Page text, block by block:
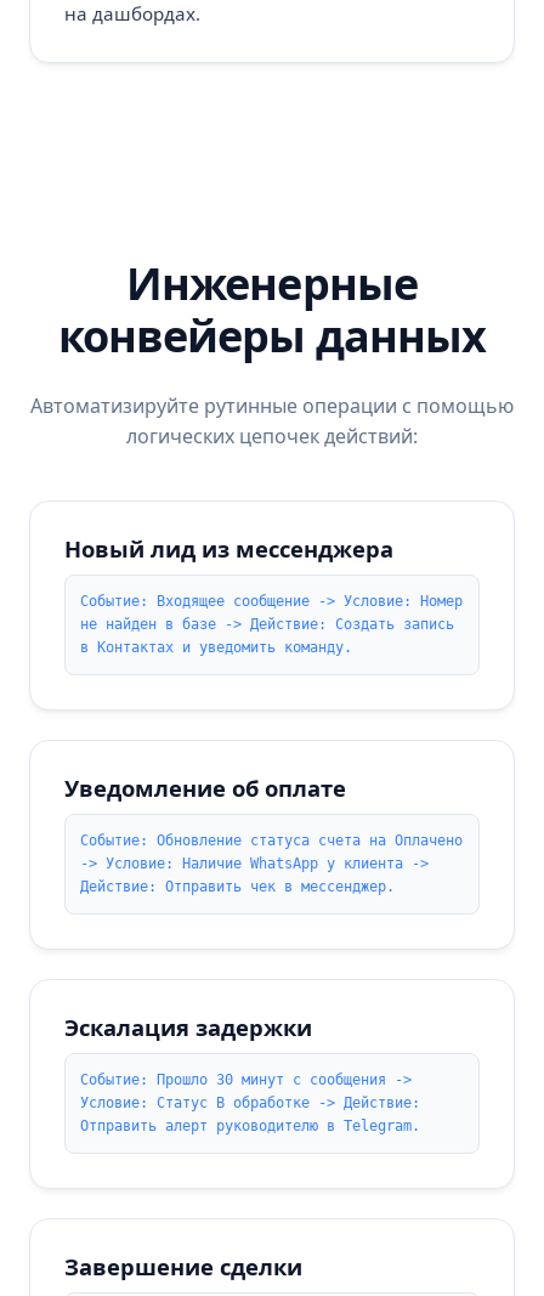
на дашбордах.
Инженерные
конвейеры данных
Автоматизируйте рутинные операции с помощью
логических цепочек действий:
Новый лид из мессенджера
Событие: Входящее сообщение -> Условие: Номер
не найден в базе -> Действие: Создать запись
в Контактах и уведомить команду.
Уведомление об оплате
Событие: Обновление статуса счета на Оплачено
-> Условие: Наличие WhatsApp у клиента ->
Действие: Отправить чек в мессенджер.
Эскалация задержки
Событие: Прошло 30 минут с сообщения ->
Условие: Статус В обработке -> Действие:
Отправить алерт руководителю в Telegram.
Завершение сделки